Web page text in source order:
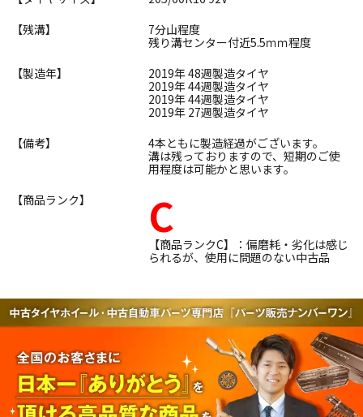
【残溝】
7分山程度
残り溝センター付近5.5ｍｍ程度
【製造年】
2019年 48週製造タイヤ
2019年 44週製造タイヤ
2019年 44週製造タイヤ
2019年 27週製造タイヤ
【備考】
4本ともに製造経過がございます。
溝は残っておりますので、短期のご使
用程度は可能かと思います。
【商品ランク】
C
【商品ランクC】：偏磨耗・劣化は感じ
られるが、使用に問題のない中古品